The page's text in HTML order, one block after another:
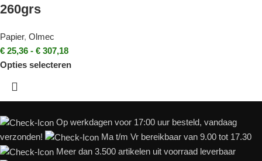
260grs
Papier, Olmec
€ 25,36 - € 307,18
Opties selecteren
Op werkdagen voor 17:00 uur besteld, vandaag
verzonden!
Ma t/m Vr bereikbaar van 9.00 tot 17.30
Meer dan 3.500 artikelen uit voorraad leverbaar